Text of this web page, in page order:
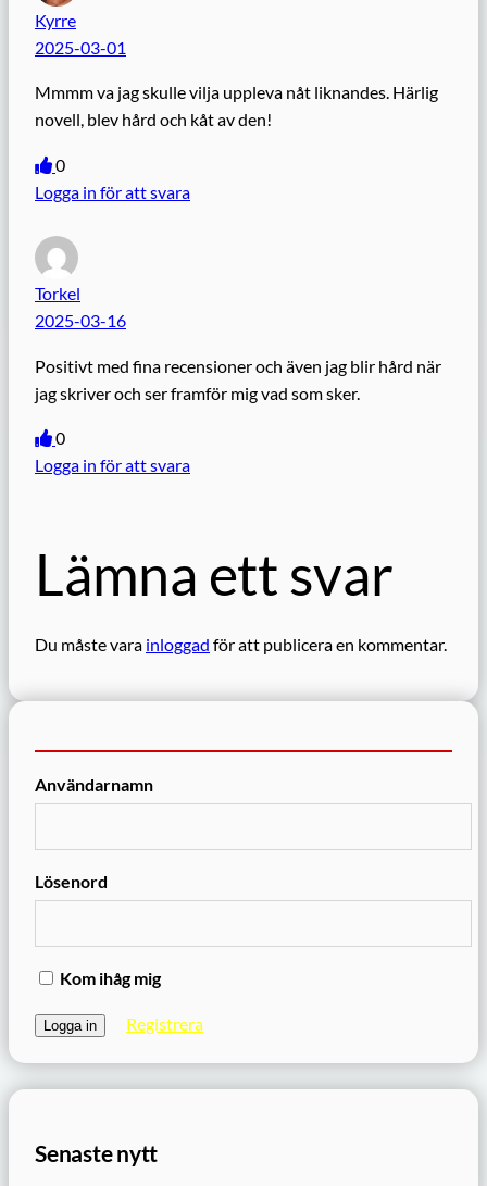
Kyrre
2025-03-01
Mmmm va jag skulle vilja uppleva nåt liknandes. Härlig
novell, blev hård och kåt av den!
0
Logga in för att svara
Torkel
2025-03-16
Positivt med fina recensioner och även jag blir hård när
jag skriver och ser framför mig vad som sker.
0
Logga in för att svara
Lämna ett svar
Du måste vara inloggad för att publicera en kommentar.
Användarnamn
Lösenord
Kom ihåg mig
Registrera
Senaste nytt